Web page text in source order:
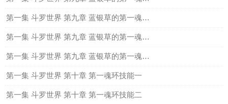
第一集 斗罗世界 第九章 蓝银草的第一魂环（三）
第一集 斗罗世界 第九章 蓝银草的第一魂环（四）
第一集 斗罗世界 第九章 蓝银草的第一魂环（五）
第一集 斗罗世界 第十章 第一魂环技能一
第一集 斗罗世界 第十章 第一魂环技能二